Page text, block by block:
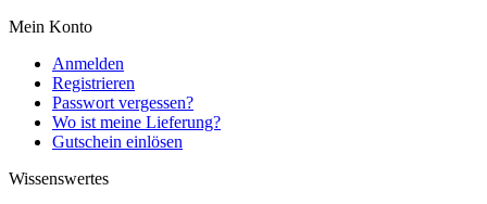
Mein Konto
Anmelden
Registrieren
Passwort vergessen?
Wo ist meine Lieferung?
Gutschein einlösen
Wissenswertes